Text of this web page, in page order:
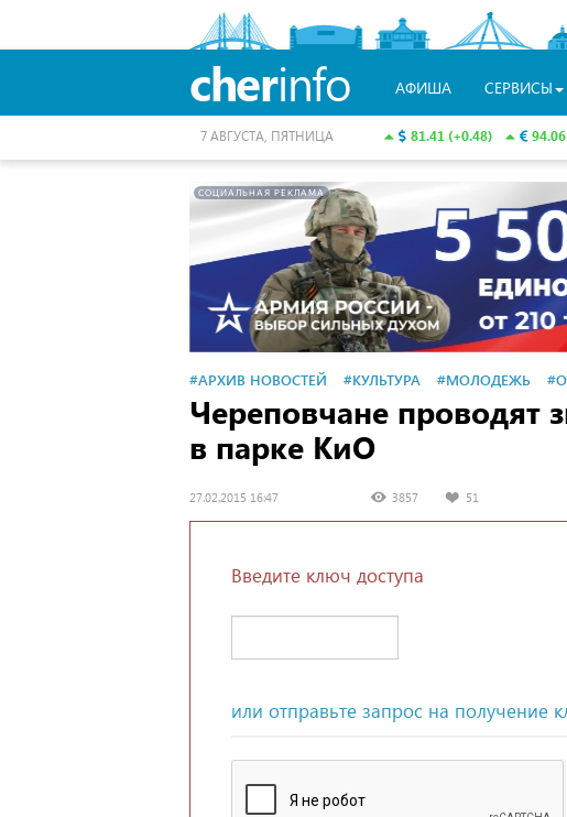
cherinfo АФИША СЕРВИСЫ
81.41 (+0.48)
7 АВГУСТА, ПЯТНИЦА
СОЦИАЛЬНАЯ РЕКЛАМА
#АРХИВ НОВОСТЕЙ #КУЛЬТУРА #МОЛОДЕЖЬ
Череповчане проводят
в парке КиО
27.02.2015 16:47 3857 51
Введите ключ доступа
или отправьте запрос на получение